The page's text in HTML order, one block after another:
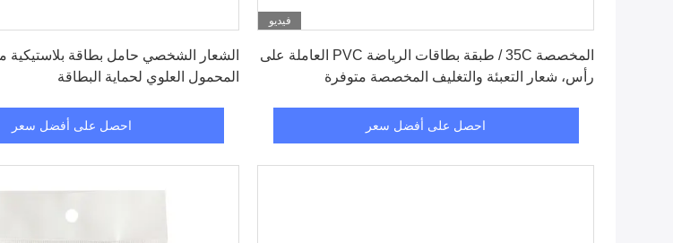
فيديو
المخصصة 35C / طبقة بطاقات الرياضة PVC العاملة على
رأس، شعار التعبئة والتغليف المخصصة متوفرة
احصل على أفضل سعر
الشعار الشخصي حامل بطاقة بلاستيكية
المحمول العلوي لحماية البطاقة
احصل على أفضل سعر